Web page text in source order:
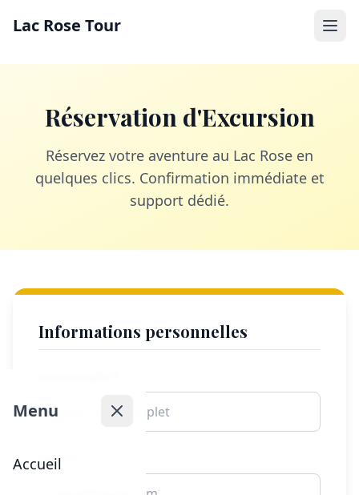
Lac Rose Tour
Menu
Accueil
Réservation d'Excursion
Réservez votre aventure au Lac Rose en
quelques clics. Confirmation immédiate et
support dédié.
Informations personnelles
Email *